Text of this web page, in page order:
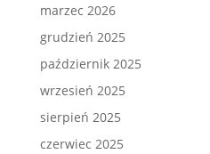
marzec 2026
grudzień 2025
październik 2025
wrzesień 2025
sierpień 2025
czerwiec 2025